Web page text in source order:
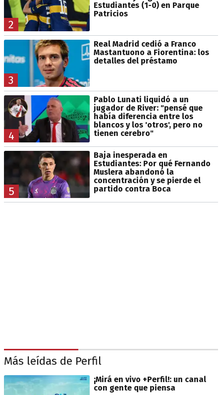
2
Estudiantes (1-0) en Parque
Patricios
3
Real Madrid cedió a Franco
Mastantuono a Fiorentina: los
detalles del préstamo
4
Pablo Lunati liquidó a un
jugador de River: "pensé que
había diferencia entre los
blancos y los 'otros', pero no
tienen cerebro"
5
Baja inesperada en
Estudiantes: Por qué Fernando
Muslera abandonó la
concentración y se pierde el
partido contra Boca
Más leídas de Perfil
¡Mirá en vivo +Perfil!: un canal
con gente que piensa